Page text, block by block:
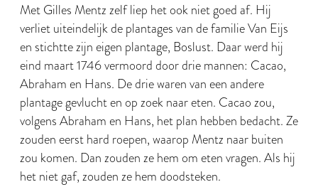
Met Gilles Mentz zelf liep het ook niet goed af. Hij
verliet uiteindelijk de plantages van de familie Van Eijs
en stichtte zijn eigen plantage, Boslust. Daar werd hij
eind maart 1746 vermoord door drie mannen: Cacao,
Abraham en Hans. De drie waren van een andere
plantage gevlucht en op zoek naar eten. Cacao zou,
volgens Abraham en Hans, het plan hebben bedacht. Ze
zouden eerst hard roepen, waarop Mentz naar buiten
zou komen. Dan zouden ze hem om eten vragen. Als hij
het niet gaf, zouden ze hem doodsteken.